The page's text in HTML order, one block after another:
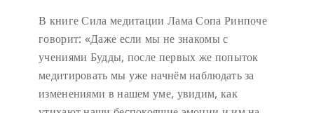
В книге Сила медитации Лама Сопа Ринпоче
говорит: «Даже если мы не знакомы с
учениями Будды, после первых же попыток
медитировать мы уже начнём наблюдать за
изменениями в нашем уме, увидим, как